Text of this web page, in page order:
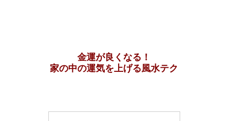
金運が良くなる！
家の中の運気を上げる風水テク